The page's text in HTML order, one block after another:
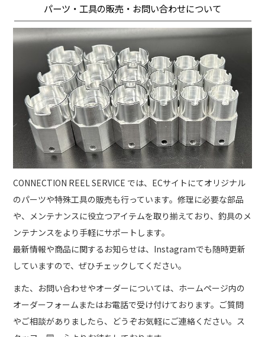
パーツ・工具の販売・お問い合わせについて
CONNECTION REEL SERVICE では、ECサイトにてオリジナル
のパーツや特殊工具の販売も行っています。修理に必要な部品
や、メンテナンスに役立つアイテムを取り揃えており、釣具のメ
ンテナンスをより手軽にサポートします。
最新情報や商品に関するお知らせは、Instagramでも随時更新
していますので、ぜひチェックしてください。
また、お問い合わせやオーダーについては、ホームページ内の
オーダーフォームまたはお電話で受け付けております。ご質問
やご相談がありましたら、どうぞお気軽にご連絡ください。ス